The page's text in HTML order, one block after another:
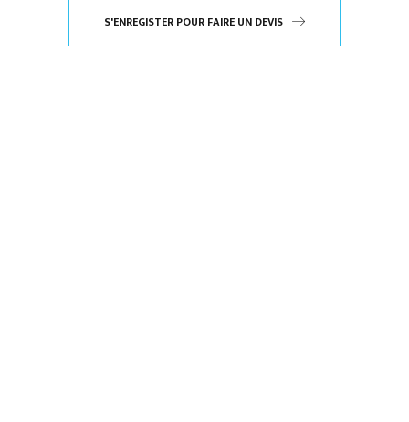
S'ENREGISTER POUR FAIRE UN DEVIS